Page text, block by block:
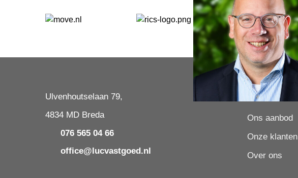
Ulvenhoutselaan 79,
4834 MD Breda
076 565 04 66
office@lucvastgoed.nl
Over LUC
Ons aanbod
Onze klanten
Over ons